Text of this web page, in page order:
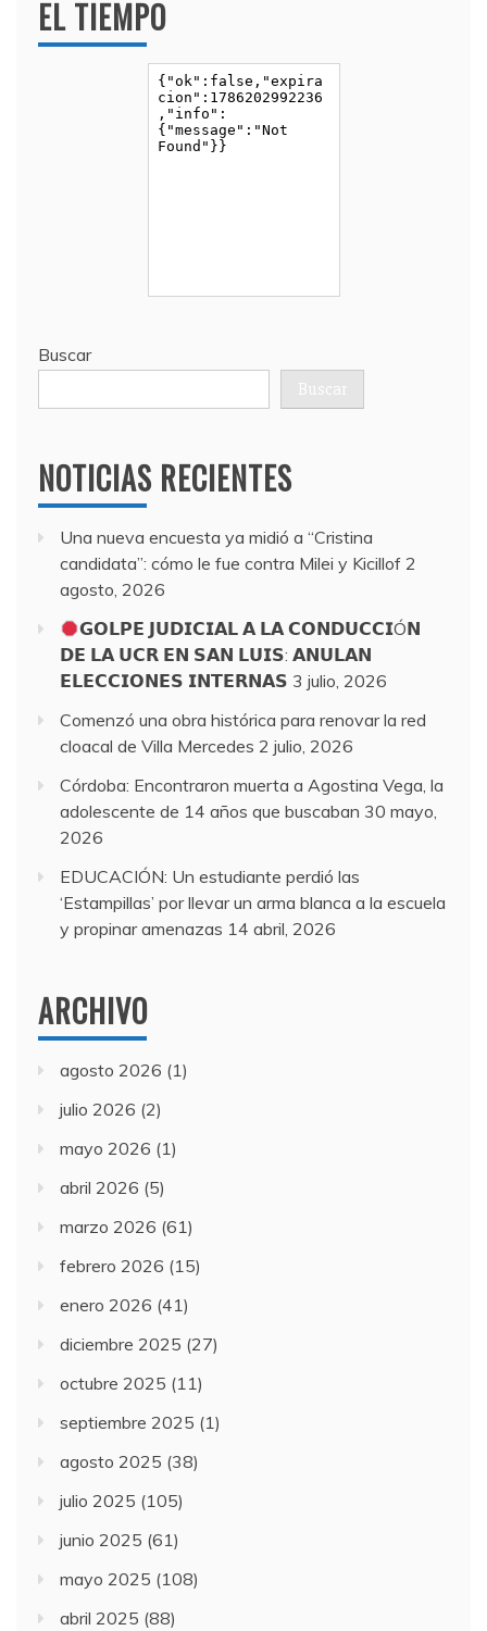
EL TIEMPO
Buscar
Buscar
NOTICIAS RECIENTES
Una nueva encuesta ya midió a “Cristina
candidata”: cómo le fue contra Milei y Kicillof 2
agosto, 2026
𝗚𝗢𝗟𝗣𝗘 𝗝𝗨𝗗𝗜𝗖𝗜𝗔𝗟 𝗔 𝗟𝗔 𝗖𝗢𝗡𝗗𝗨𝗖𝗖𝗜Ó𝗡
𝗗𝗘 𝗟𝗔 𝗨𝗖𝗥 𝗘𝗡 𝗦𝗔𝗡 𝗟𝗨𝗜𝗦: 𝗔𝗡𝗨𝗟𝗔𝗡
𝗘𝗟𝗘𝗖𝗖𝗜𝗢𝗡𝗘𝗦 𝗜𝗡𝗧𝗘𝗥𝗡𝗔𝗦 3 julio, 2026
Comenzó una obra histórica para renovar la red
cloacal de Villa Mercedes 2 julio, 2026
Córdoba: Encontraron muerta a Agostina Vega, la
adolescente de 14 años que buscaban 30 mayo,
2026
EDUCACIÓN: Un estudiante perdió las
‘Estampillas’ por llevar un arma blanca a la escuela
y propinar amenazas 14 abril, 2026
ARCHIVO
agosto 2026 (1)
julio 2026 (2)
mayo 2026 (1)
abril 2026 (5)
marzo 2026 (61)
febrero 2026 (15)
enero 2026 (41)
diciembre 2025 (27)
octubre 2025 (11)
septiembre 2025 (1)
agosto 2025 (38)
julio 2025 (105)
junio 2025 (61)
mayo 2025 (108)
abril 2025 (88)